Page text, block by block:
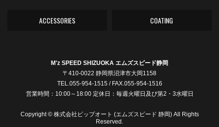
ACCESSORIES COATING
M'z SPEED SHIZUOKA エムズスピード静岡
〒410-0022 静岡県沼津市大岡1158
TEL.055-954-1515 / FAX.055-954-1516
営業時間：10:00～18:00 定休日：毎週火曜日及び第2・3水曜日
Copyright © 株式会社ビップオート (エムズスピード 静岡) All Rights
Reserved.